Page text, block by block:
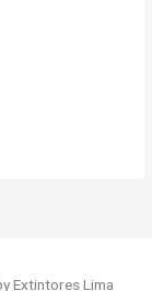
Extintores Lima